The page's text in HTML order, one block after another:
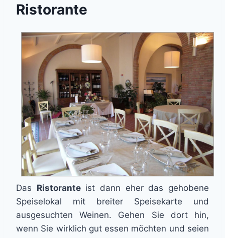
Ristorante
Das Ristoranteist dann eher das gehobene
Speiselokal mit breiter Speisekarte und
ausgesuchten Weinen. Gehen Sie dort hin,
wenn Sie wirklich gut essen möchten und seien